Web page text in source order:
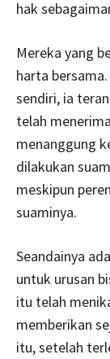
hak
Mereka yang
harta
sendiri, ia
telah
menanggung
dilakukan
meskipun
suaminya.
Seandainya
untuk urusan
itu telah
memberikan
itu, setelah